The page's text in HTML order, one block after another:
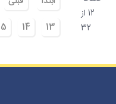
12 از
32
13
14